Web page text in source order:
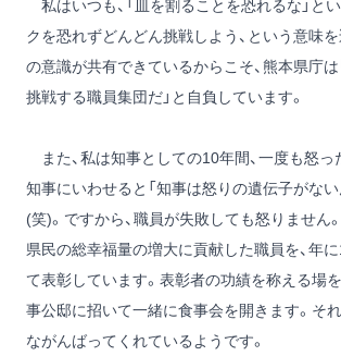
私はいつも、「皿を割ることを恐れるな」と
クを恐れずどんどん挑戦しよう、という意味を
の意識が共有できているからこそ、熊本県庁は
挑戦する職員集団だ」と自負しています。
また、私は知事としての10年間、一度も怒っ
知事にいわせると「知事は怒りの遺伝子がない
(笑)。ですから、職員が失敗しても怒りません
県民の総幸福量の増大に貢献した職員を、年に
て表彰しています。表彰者の功績を称える場
事公邸に招いて一緒に食事会を開きます。そ
ながんばってくれているようです。